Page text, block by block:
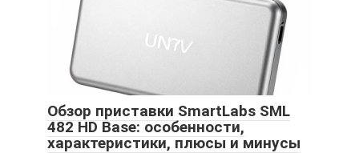
Обзор приставки SmartLabs SML
482 HD Base: особенности,
характеристики, плюсы и минусы